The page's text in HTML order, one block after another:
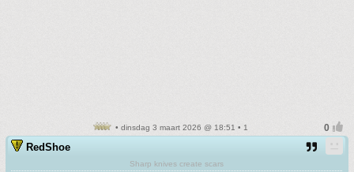
• dinsdag 3 maart 2026 @ 18:51 • 1
RedShoe
Sharp knives create scars